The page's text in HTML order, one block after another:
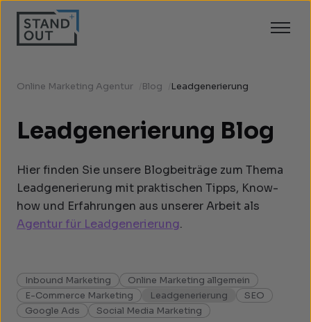
Online Marketing Agentur Blog Leadgenerierung
Leadgenerierung Blog
Hier finden Sie unsere Blogbeiträge zum Thema
Leadgenerierung mit praktischen Tipps, Know-
how und Erfahrungen aus unserer Arbeit als
Agentur für Leadgenerierung.
Inbound Marketing
Online Marketing allgemein
E-Commerce Marketing
Leadgenerierung
SEO
Google Ads
Social Media Marketing